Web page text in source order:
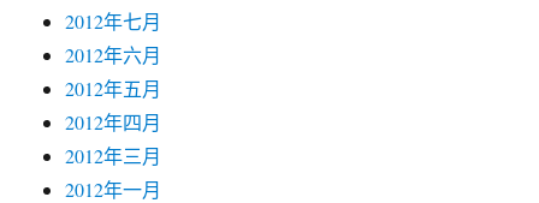
2012年七月
2012年六月
2012年五月
2012年四月
2012年三月
2012年一月